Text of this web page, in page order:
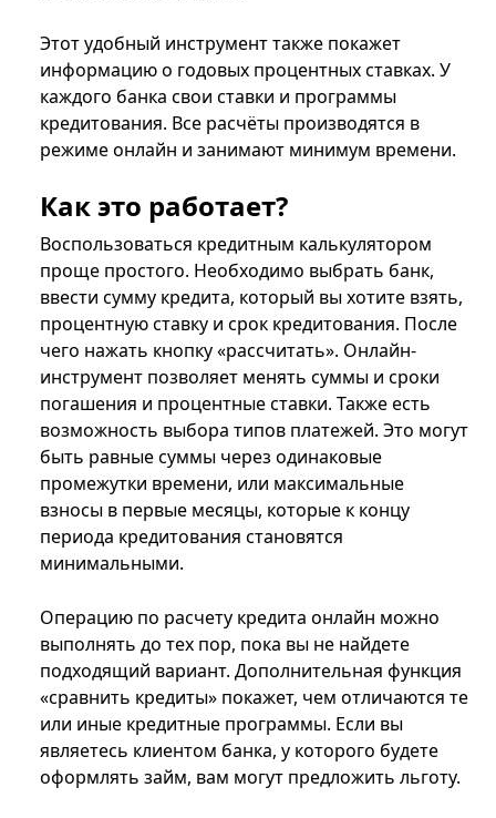
Этот удобный инструмент также покажет
информацию о годовых процентных ставках. У
каждого банка свои ставки и программы
кредитования. Все расчёты производятся в
режиме онлайн и занимают минимум времени.
Как это работает?
Воспользоваться кредитным калькулятором
проще простого. Необходимо выбрать банк,
ввести сумму кредита, который вы хотите взять,
процентную ставку и срок кредитования. После
чего нажать кнопку «рассчитать». Онлайн-
инструмент позволяет менять суммы и сроки
погашения и процентные ставки. Также есть
возможность выбора типов платежей. Это могут
быть равные суммы через одинаковые
промежутки времени, или максимальные
взносы в первые месяцы, которые к концу
периода кредитования становятся
минимальными.
Операцию по расчету кредита онлайн можно
выполнять до тех пор, пока вы не найдете
подходящий вариант. Дополнительная функция
«сравнить кредиты» покажет, чем отличаются те
или иные кредитные программы. Если вы
являетесь клиентом банка, у которого будете
оформлять займ, вам могут предложить льготу.